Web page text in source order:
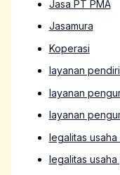
Jasa PT PMA
Jasamura
Koperasi
layanan
layanan
layanan
legalitas
legalitas